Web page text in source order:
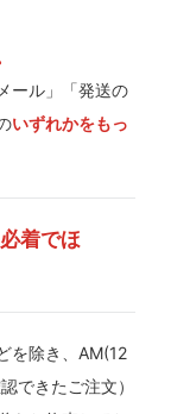
ール」「発送の
いずれかをもっ
着でほ
を除き、AM(12
できたご注文）